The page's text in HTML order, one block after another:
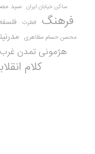
ساکن خیابان ایران سید
فرهنگ فطرت
محسن حسام مظاهری
هژمونی تمدن غرب
کلام